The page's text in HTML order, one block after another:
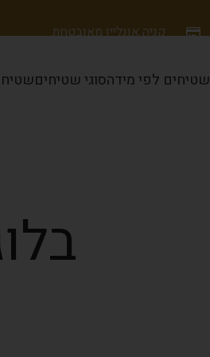
קניה אונליין מאובטחת
שטיחים לפי מידהסוגי שטיחים